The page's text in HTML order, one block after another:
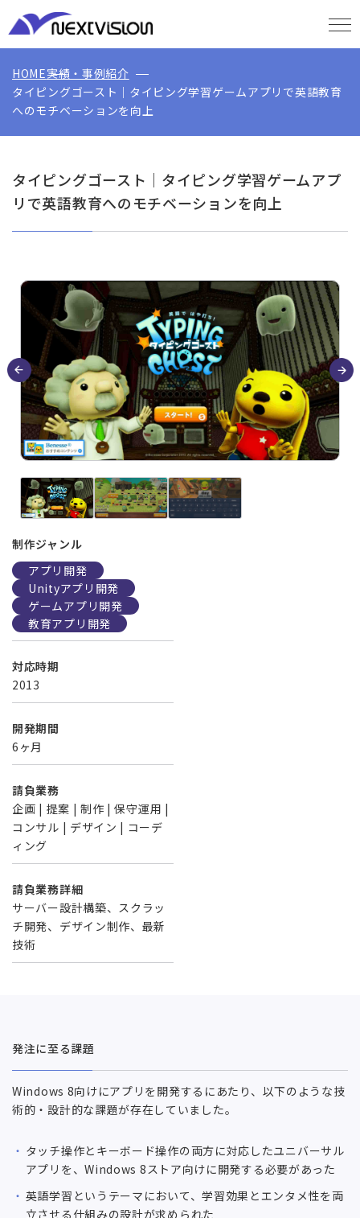
HOME実績・事例紹介
タイピングゴースト｜タイピング学習ゲームアプリで英語教育
へのモチベーションを向上
タイピングゴースト｜タイピング学習ゲームアプ
リで英語教育へのモチベーションを向上
制作ジャンル
アプリ開発
Unityアプリ開発
ゲームアプリ開発
教育アプリ開発
対応時期
2013
開発期間
6ヶ月
請負業務
企画 | 提案 | 制作 | 保守運用 |
コンサル | デザイン | コーデ
ィング
請負業務詳細
サーバー設計構築、スクラッ
チ開発、デザイン制作、最新
技術
発注に至る課題
Windows 8向けにアプリを開発するにあたり、以下のような技
術的・設計的な課題が存在していました。
タッチ操作とキーボード操作の両方に対応したユニバーサル
アプリを、Windows 8ストア向けに開発する必要があった
英語学習というテーマにおいて、学習効果とエンタメ性を両
立させる仕組みの設計が求められた